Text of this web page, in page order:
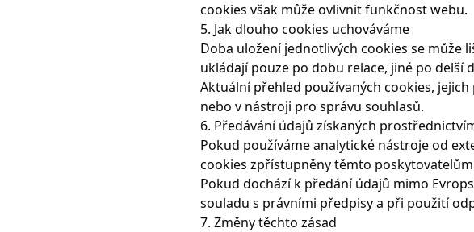
cookies však může ovlivnit funkčnost webu.
5. Jak dlouho cookies uchováváme
Doba uložení jednotlivých cookies se může
ukládají pouze po dobu relace, jiné po delší
Aktuální přehled používaných cookies,
nebo v nástroji pro správu souhlasů.
6. Předávání údajů získaných
Pokud používáme analytické nástroje od
cookies zpřístupněny těmto
Pokud dochází k předání údajů mimo
souladu s právními předpisy a při použití
7. Změny těchto zásad